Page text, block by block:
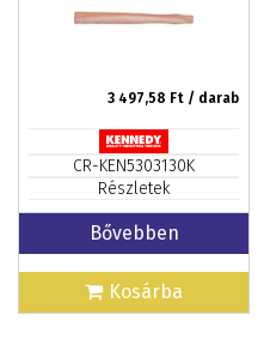
3 497,58 Ft / darab
CR-KEN5303130K
Részletek
Bővebben
Kosárba